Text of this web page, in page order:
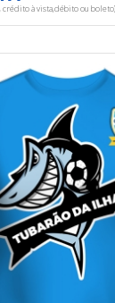
à vista,débito ou